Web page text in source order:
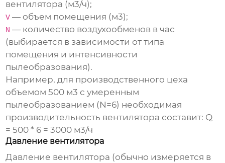
вентилятора (м3/ч);
V — объем помещения (м3);
N — количество воздухообменов в час
(выбирается в зависимости от типа
помещения и интенсивности
пылеобразования).
Например, для производственного цеха
объемом 500 м3 с умеренным
пылеобразованием (N=6) необходимая
производительность вентилятора составит: Q
= 500 * 6 = 3000 м3/ч
Давление вентилятора
Давление вентилятора (обычно измеряется в